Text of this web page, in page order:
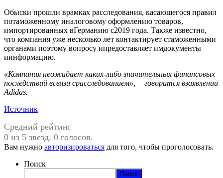
Обыски прошли врамках расследования, касающегося правил
потаможенному иналоговому оформлению товаров,
импортированных вГерманию с2019 года. Также известно,
что компания уже несколько лет контактирует стаможенными
органами поэтому вопросу ипредоставляет имдокументы
иинформацию.
«Компания неожидает каких-либозначительных финансовых
последствий всвязи срасследованием»,— говорится взаявлении
Adidas.
Источник
Средний рейтинг
0 из 5 звезд. 0 голосов.
Вам нужно авторизироваться для того, чтобы проголосовать.
Поиск
Поиск